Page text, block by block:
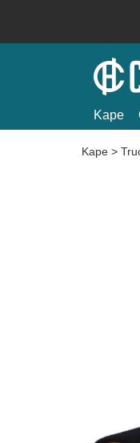
Kape
Kape >